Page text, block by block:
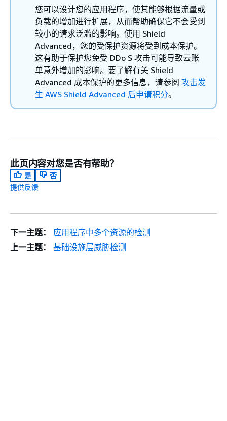
您可以设计您的应用程序，使其能够根据流量或
负载的增加进行扩展，从而帮助确保它不会受到
较小的请求泛滥的影响。使用 Shield
Advanced，您的受保护资源将受到成本保护。
这有助于保护您免受 DDo S 攻击可能导致云账
单意外增加的影响。要了解有关 Shield
Advanced 成本保护的更多信息，请参阅 攻击发
生 AWS Shield Advanced 后申请积分。
此页内容对您是否有帮助？
是
否
提供反馈
下一主题：
应用程序中多个资源的检测
上一主题：
基础设施层威胁检测